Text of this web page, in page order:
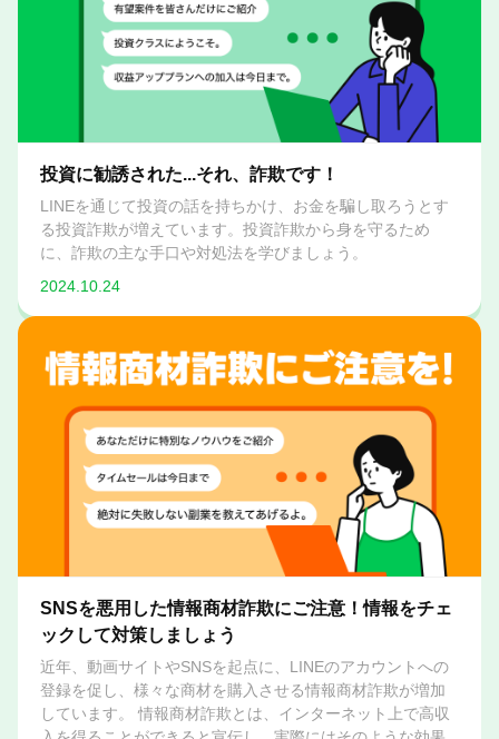
投資に勧誘された...それ、詐欺です！
LINEを通じて投資の話を持ちかけ、お金を騙し取ろうとす
る投資詐欺が増えています。投資詐欺から身を守るため
に、詐欺の主な手口や対処法を学びましょう。
2024.10.24
SNSを悪用した情報商材詐欺にご注意！情報をチェ
ックして対策しましょう
近年、動画サイトやSNSを起点に、LINEのアカウントへの
登録を促し、様々な商材を購入させる情報商材詐欺が増加
しています。 情報商材詐欺とは、インターネット上で高収